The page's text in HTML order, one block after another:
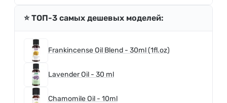
⭐️ ТОП-3 самых дешевых моделей:
Frankincense Oil Blend - 30ml (1fl.oz)
Lavender Oil - 30 ml
Chamomile Oil - 10ml